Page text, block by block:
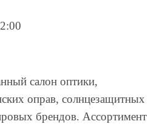
салон оптики,
оправ, солнцезащитных
брендов. Ассортимент